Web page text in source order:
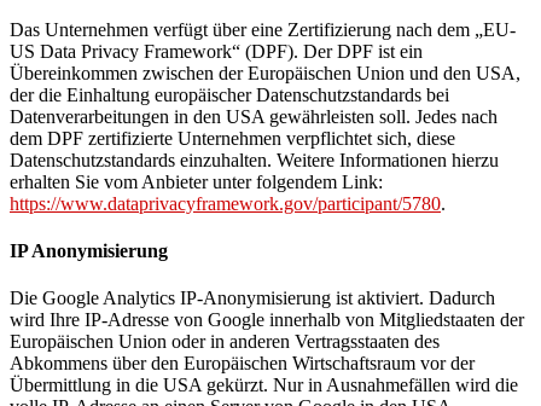
Das Unternehmen verfügt über eine Zertifizierung nach dem „EU-
US Data Privacy Framework“ (DPF). Der DPF ist ein
Übereinkommen zwischen der Europäischen Union und den USA,
der die Einhaltung europäischer Datenschutzstandards bei
Datenverarbeitungen in den USA gewährleisten soll. Jedes nach
dem DPF zertifizierte Unternehmen verpflichtet sich, diese
Datenschutzstandards einzuhalten. Weitere Informationen hierzu
erhalten Sie vom Anbieter unter folgendem Link:
https://www.dataprivacyframework.gov/participant/5780.
IP Anonymisierung
Die Google Analytics IP-Anonymisierung ist aktiviert. Dadurch
wird Ihre IP-Adresse von Google innerhalb von Mitgliedstaaten der
Europäischen Union oder in anderen Vertragsstaaten des
Abkommens über den Europäischen Wirtschaftsraum vor der
Übermittlung in die USA gekürzt. Nur in Ausnahmefällen wird die